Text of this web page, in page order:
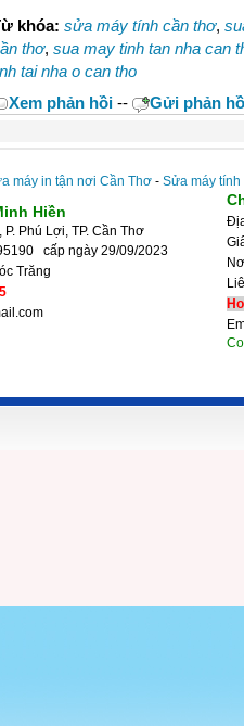
khóa: sửa máy tính cần thơ,
thơ, sua may tinh tan nha can
tai nha o can tho
Xem phản hồi -- Gửi phản
máy in tận nơi Cần Thơ - Sửa máy
Hiền
Phú Lợi, TP. Cần Thơ
cấp ngày 29/09/2023
Trăng